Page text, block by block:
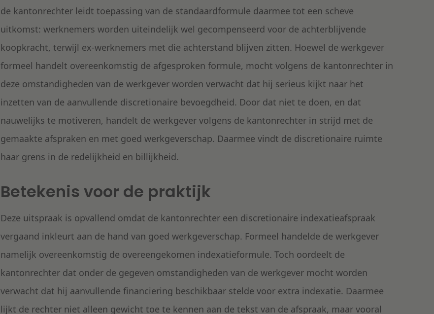
de kantonrechter leidt toepassing van de standaardformule daarmee tot een scheve
uitkomst: werknemers worden uiteindelijk wel gecompenseerd voor de achterblijvende
koopkracht, terwijl ex-werknemers met die achterstand blijven zitten. Hoewel de werkgever
formeel handelt overeenkomstig de afgesproken formule, mocht volgens de kantonrechter in
deze omstandigheden van de werkgever worden verwacht dat hij serieus kijkt naar het
inzetten van de aanvullende discretionaire bevoegdheid. Door dat niet te doen, en dat
nauwelijks te motiveren, handelt de werkgever volgens de kantonrechter in strijd met de
gemaakte afspraken en met goed werkgeverschap. Daarmee vindt de discretionaire ruimte
haar grens in de redelijkheid en billijkheid.
Betekenis voor de praktijk
Deze uitspraak is opvallend omdat de kantonrechter een discretionaire indexatieafspraak
vergaand inkleurt aan de hand van goed werkgeverschap. Formeel handelde de werkgever
namelijk overeenkomstig de overeengekomen indexatieformule. Toch oordeelt de
kantonrechter dat onder de gegeven omstandigheden van de werkgever mocht worden
verwacht dat hij aanvullende financiering beschikbaar stelde voor extra indexatie. Daarmee
lijkt de rechter niet alleen gewicht toe te kennen aan de tekst van de afspraak, maar vooral